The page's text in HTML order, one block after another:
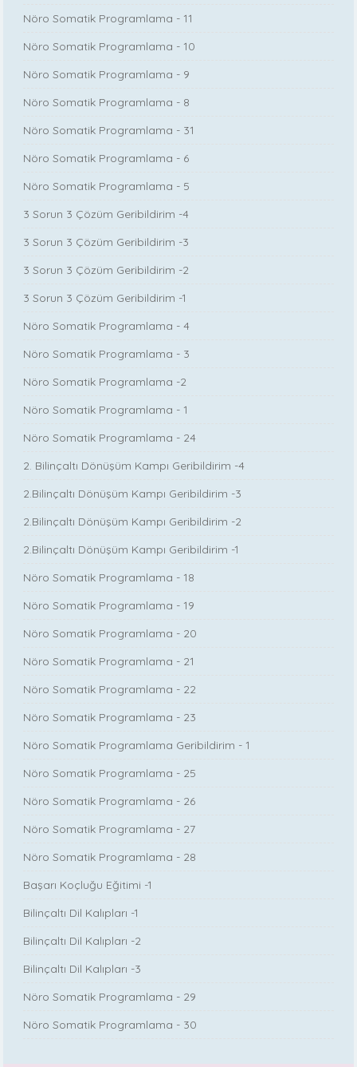
Nöro Somatik Programlama - 11
Nöro Somatik Programlama - 10
Nöro Somatik Programlama - 9
Nöro Somatik Programlama - 8
Nöro Somatik Programlama - 31
Nöro Somatik Programlama - 6
Nöro Somatik Programlama - 5
3 Sorun 3 Çözüm Geribildirim -4
3 Sorun 3 Çözüm Geribildirim -3
3 Sorun 3 Çözüm Geribildirim -2
3 Sorun 3 Çözüm Geribildirim -1
Nöro Somatik Programlama - 4
Nöro Somatik Programlama - 3
Nöro Somatik Programlama -2
Nöro Somatik Programlama - 1
Nöro Somatik Programlama - 24
2. Bilinçaltı Dönüşüm Kampı Geribildirim -4
2.Bilinçaltı Dönüşüm Kampı Geribildirim -3
2.Bilinçaltı Dönüşüm Kampı Geribildirim -2
2.Bilinçaltı Dönüşüm Kampı Geribildirim -1
Nöro Somatik Programlama - 18
Nöro Somatik Programlama - 19
Nöro Somatik Programlama - 20
Nöro Somatik Programlama - 21
Nöro Somatik Programlama - 22
Nöro Somatik Programlama - 23
Nöro Somatik Programlama Geribildirim - 1
Nöro Somatik Programlama - 25
Nöro Somatik Programlama - 26
Nöro Somatik Programlama - 27
Nöro Somatik Programlama - 28
Başarı Koçluğu Eğitimi -1
Bilinçaltı Dil Kalıpları -1
Bilinçaltı Dil Kalıpları -2
Bilinçaltı Dil Kalıpları -3
Nöro Somatik Programlama - 29
Nöro Somatik Programlama - 30